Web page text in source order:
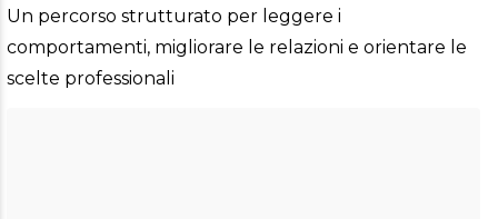
Contatti
Un percorso strutturato per leggere i
comportamenti, migliorare le relazioni e orientare le
scelte professionali